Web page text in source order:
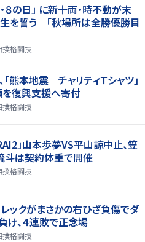
・８の日」 に新十両・時不動が末
を誓う 「秋場所は全勝優勝目
撲格闘技
熊本地震 チャリティＴシャツ」
復興支援へ寄付
撲格闘技
」山本歩夢VS平山諒中止、笠
斗は契約体重で開催
撲格闘技
レックがまさかの右ひざ負傷でダ
け、４連敗で正念場
撲格闘技